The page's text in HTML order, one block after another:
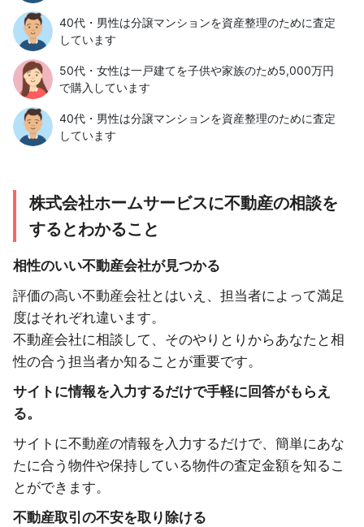
40代・男性は分譲マンションを資産整理のために査定
しています
50代・女性は一戸建てを子供や家族のため5,000万円
で購入しています
40代・男性は分譲マンションを資産整理のために査定
しています
株式会社ホームサービスに不動産の相談を
するとわかること
相性のいい不動産会社が見つかる
評価の高い不動産会社とはいえ、担当者によって満足
度はそれぞれ違います。
不動産会社に相談して、そのやりとりからあなたと相
性の合う担当者か知ることが重要です。
サイトに情報を入力するだけで手軽に回答がもらえ
る。
サイトに不動産の情報を入力するだけで、簡単にあな
たに合う物件や保持している物件の査定金額を知るこ
とができます。
不動産取引の不安を取り除ける